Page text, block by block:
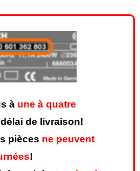
à une à quatre
de livraison!
pièces ne peuvent
!